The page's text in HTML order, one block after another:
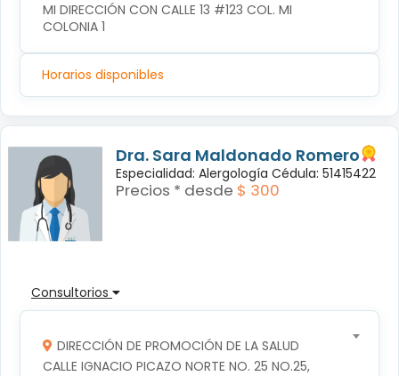
MI DIRECCIÓN CON CALLE 13 #123 COL. MI
COLONIA 1
Horarios disponibles
Dra. Sara Maldonado Romero
Especialidad: Alergología Cédula: 51415422
Precios * desde $ 300
Consultorios
DIRECCIÓN DE PROMOCIÓN DE LA SALUD
CALLE IGNACIO PICAZO NORTE NO. 25 NO.25,